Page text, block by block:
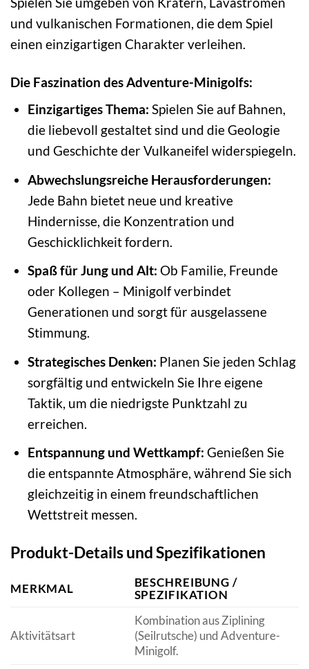
und vulkanischen Formationen, die dem Spiel
einen einzigartigen Charakter verleihen.
Die Faszination des Adventure-Minigolfs:
Einzigartiges Thema: Spielen Sie auf Bahnen,
die liebevoll gestaltet sind und die Geologie
und Geschichte der Vulkaneifel widerspiegeln.
Abwechslungsreiche Herausforderungen:
Jede Bahn bietet neue und kreative
Hindernisse, die Konzentration und
Geschicklichkeit fordern.
Spaß für Jung und Alt: Ob Familie, Freunde
oder Kollegen – Minigolf verbindet
Generationen und sorgt für ausgelassene
Stimmung.
Strategisches Denken: Planen Sie jeden Schlag
sorgfältig und entwickeln Sie Ihre eigene
Taktik, um die niedrigste Punktzahl zu
erreichen.
Entspannung und Wettkampf: Genießen Sie
die entspannte Atmosphäre, während Sie sich
gleichzeitig in einem freundschaftlichen
Wettstreit messen.
Produkt-Details und Spezifikationen
MERKMAL
BESCHREIBUNG /
SPEZIFIKATION
Aktivitätsart
Kombination aus Ziplining
(Seilrutsche) und Adventure-
Minigolf.